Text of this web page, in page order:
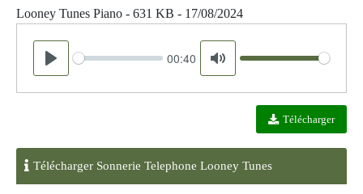
Looney Tunes Piano - 631 KB - 17/08/2024
Play
Seek 00:40
Mute
Volume
Télécharger
Télécharger Sonnerie Telephone Looney Tunes